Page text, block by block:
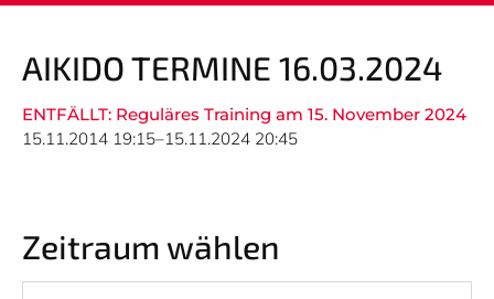
AIKIDO TERMINE 16.03.2024
ENTFÄLLT: Reguläres Training am 15. November 2024
15.11.2014 19:15–15.11.2024 20:45
Zeitraum wählen
KYUDO
REHASPORT
TAEKWONDO
TENNIS
Navigation
überspringen
NEWS
TERMINE
Nicht das Richtige gefunden?